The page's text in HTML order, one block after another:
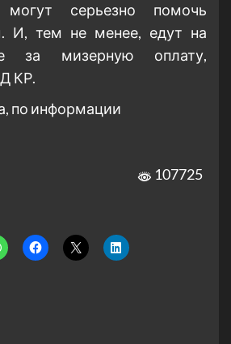
могут серьезно помочь
И, тем не менее, едут на
за мизерную оплату,
КР.
по информации
107725